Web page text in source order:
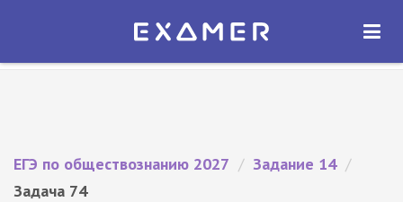
Экзамер — ЕГЭ 2027
ОТКРЫТЬ
ЕГЭ по обществознанию 2027 / Задание 14 /
Задача 74